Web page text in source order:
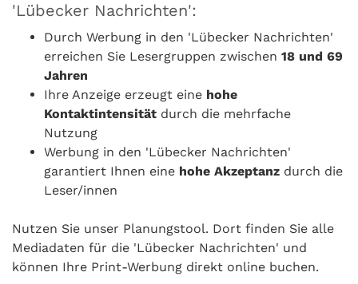
'Lübecker Nachrichten':
Durch Werbung in den 'Lübecker Nachrichten'
erreichen Sie Lesergruppen zwischen 18 und 69
Jahren
Ihre Anzeige erzeugt eine hohe
Kontaktintensität durch die mehrfache
Nutzung
Werbung in den 'Lübecker Nachrichten'
garantiert Ihnen eine hohe Akzeptanz durch die
Leser/innen
Nutzen Sie unser Planungstool. Dort finden Sie alle
Mediadaten für die 'Lübecker Nachrichten' und
können Ihre Print-Werbung direkt online buchen.